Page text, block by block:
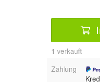
1 verkauft
Zahlung